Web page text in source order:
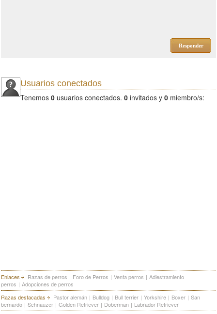
Responder
Usuarios conectados
Tenemos 0 usuarios conectados. 0 invitados y 0 miembro/s:
Enlaces Razas de perros | Foro de Perros | Venta perros | Adiestramiento
perros | Adopciones de perros
Razas destacadas
Pastor alemán | Bulldog | Bull terrier | Yorkshire | Boxer | San
bernardo | Schnauzer | Golden Retriever | Doberman | Labrador Retriever